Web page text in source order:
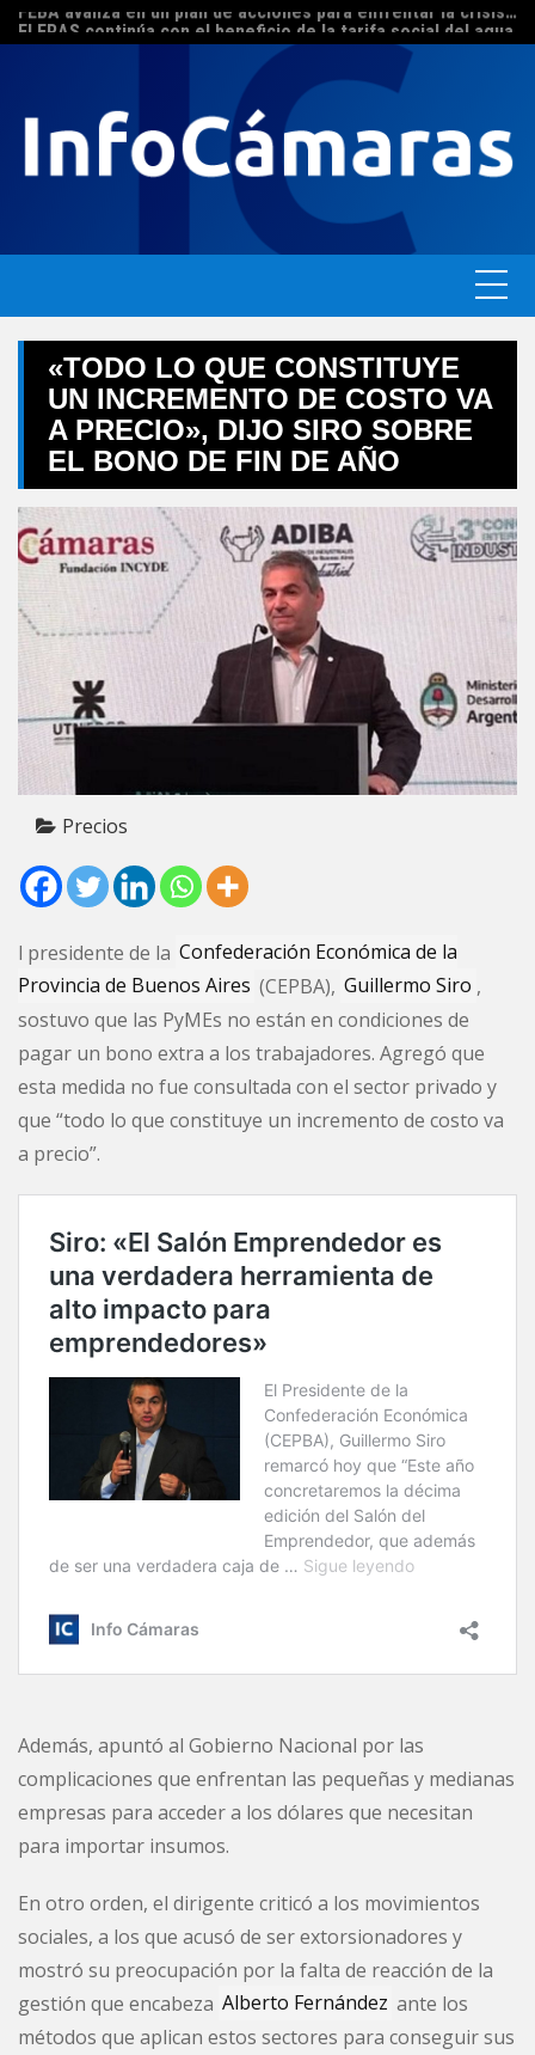
Skip
to
El ERAS continúa con el beneficio de la tarifa social del agua
«TODO LO QUE CONSTITUYE
UN INCREMENTO DE COSTO VA
A PRECIO», DIJO SIRO SOBRE
EL BONO DE FIN DE AÑO
Precios
l presidente de la Confederación Económica de la
Provincia de Buenos Aires (CEPBA), Guillermo Siro ,
sostuvo que las PyMEs no están en condiciones de
pagar un bono extra a los trabajadores. Agregó que
esta medida no fue consultada con el sector privado y
que “todo lo que constituye un incremento de costo va
a precio”.
Además, apuntó al Gobierno Nacional por las
complicaciones que enfrentan las pequeñas y medianas
empresas para acceder a los dólares que necesitan
para importar insumos.
En otro orden, el dirigente criticó a los movimientos
sociales, a los que acusó de ser extorsionadores y
mostró su preocupación por la falta de reacción de la
gestión que encabeza Alberto Fernández ante los
métodos que aplican estos sectores para conseguir sus